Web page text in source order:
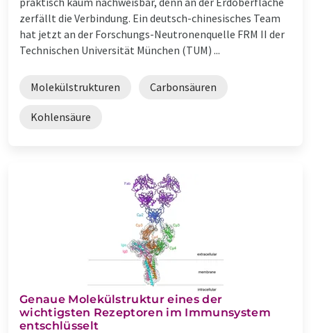
zerfällt die Verbindung. Ein deutsch-chinesisches Team
hat jetzt an der Forschungs-Neutronenquelle FRM II der
Technischen Universität München (TUM) ...
Molekülstrukturen Carbonsäuren
Kohlensäure
Genaue Molekülstruktur eines der
wichtigsten Rezeptoren im Immunsystem
entschlüsselt